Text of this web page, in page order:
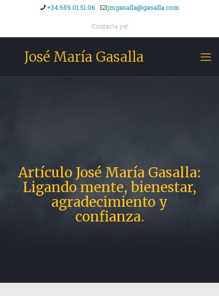
+34.659.01.51.06 jmgasalla@gasalla.com
Contacta ya!
José María Gasalla
Artículo José María Gasalla:
Ligando mente, bienestar,
agradecimiento y
confianza.